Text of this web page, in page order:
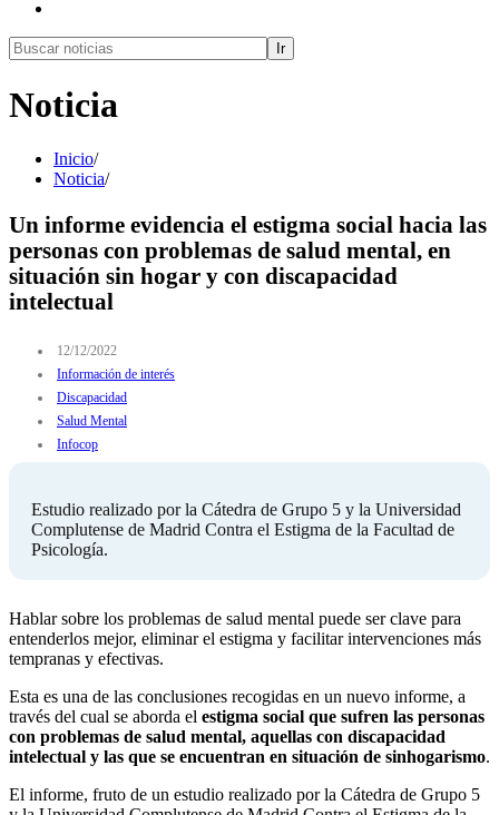
Ir
Noticia
Inicio/
Noticia/
Un informe evidencia el estigma social hacia las
personas con problemas de salud mental, en
situación sin hogar y con discapacidad
intelectual
12/12/2022
Información de interés
Discapacidad
Salud Mental
Infocop
Estudio realizado por la Cátedra de Grupo 5 y la Universidad
Complutense de Madrid Contra el Estigma de la Facultad de
Psicología.
Hablar sobre los problemas de salud mental puede ser clave para
entenderlos mejor, eliminar el estigma y facilitar intervenciones más
tempranas y efectivas.
Esta es una de las conclusiones recogidas en un nuevo informe, a
través del cual se aborda el estigma social que sufren las personas
con problemas de salud mental, aquellas con discapacidad
intelectual y las que se encuentran en situación de sinhogarismo.
El informe, fruto de un estudio realizado por la Cátedra de Grupo 5